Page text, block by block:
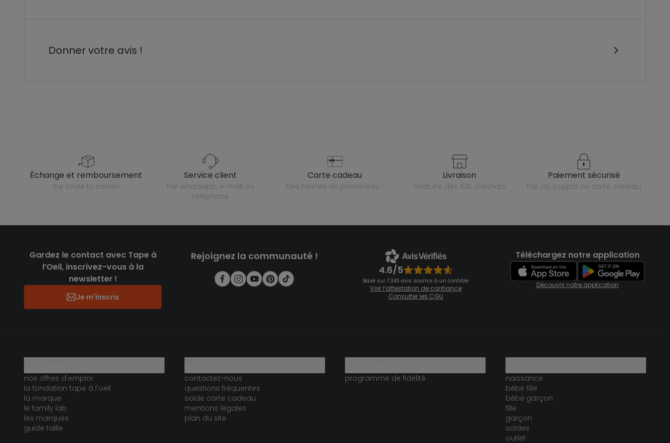
Donner votre avis !
échange et remboursement
sur toute la saison
service client
par whatsapp, e-mail ou
téléphone
carte cadeau
des tonnes de possibilités !
livraison
gratuite dès 10€ d'achats
paiement sécurisé
par cb, paypal ou carte cadeau
Gardez le contact avec Tape à
l’Oeil, inscrivez-vous à la
newsletter !
Je m'inscris
Rejoignez la communauté !
4.6/5
Basé sur 7 343 avis soumis à un contrôle
Voir l’attestation de confiance
Consulter les CGU
Téléchargez notre application
Découvrir notre application
nos offres d'emploi
la fondation tape à l'oeil
la marque
le family lab
les marques
guide taille
contactez-nous
questions fréquentes
solde carte cadeau
mentions légales
plan du site
programme de fidélité
naissance
bébé fille
bébé garçon
fille
garçon
soldes
outlet